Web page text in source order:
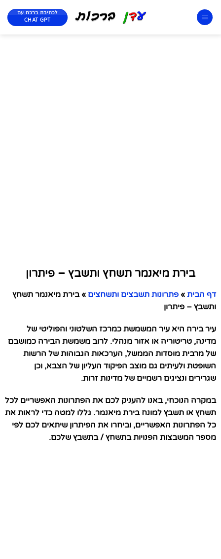
לכתיבת ברכה עם
CHAT GPT
בירת מיאנמר תשחץ ותשבץ – פיתרון
דף הבית » פתרונות תשבצים ותשחצים » בירת מיאנמר תשחץ
ותשבץ – פיתרון
עיר בירה היא עיר המשמשת כמרכז השלטוני והפוליטי של
מדינה, טריטוריה או אזור מנהלי. לרוב משמשת הבירה כמושבם
של מרבית מוסדות הממשל, הערכאות הגבוהות של הרשות
השופטת ולעיתים גם מוצב הפיקוד העליון של הצבא, וכן
שגרירים ונציגים רשמיים של מדינות זרות.
במקרה הנוכחי, באנו להעניק לכם את הפתרונות האפשריים לכל
תשחץ או תשבץ למונח בירת מיאנמר. גללו למטה כדי לראות את
כל הפתרונות האפשריים, וביחרו את הפיתרון שיתאים לכם לפי
מספר המשבצות הפנויות בתשחץ / בתשבץ שלכם.